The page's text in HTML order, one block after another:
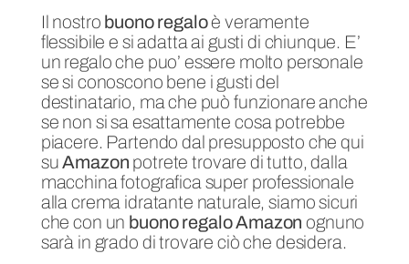
Il nostro buono regaloè veramente
flessibile e si adatta ai gusti di chiunque. E’
un regalo che puo’ essere molto personale
se si conoscono bene i gusti del
destinatario, ma che può funzionare anche
se non si sa esattamente cosa potrebbe
piacere. Partendo dal presupposto che qui
suAmazon potrete trovare di tutto, dalla
macchina fotografica super professionale
alla crema idratante naturale, siamo sicuri
che con un buono regalo Amazon ognuno
sarà in grado di trovare ciò che desidera.